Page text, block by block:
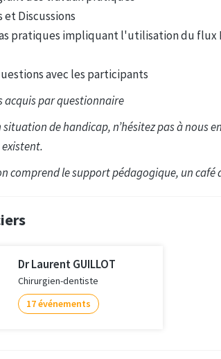
et Discussions
pratiques impliquant l'utilisation du flux
avec les participants
acquis par questionnaire
situation de handicap, n’hésitez pas à nous
comprend le support pédagogique, un café
Dr Laurent GUILLOT
Chirurgien-dentiste
17 événements